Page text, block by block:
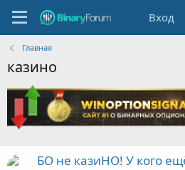
Вход
Главная
казино
БО не казиНО! У кого